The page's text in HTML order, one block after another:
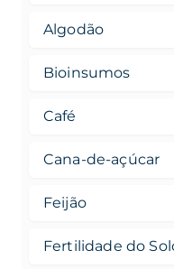
Algodão
Bioinsumos
Café
Cana-de-açúcar
Feijão
Fertilidade do